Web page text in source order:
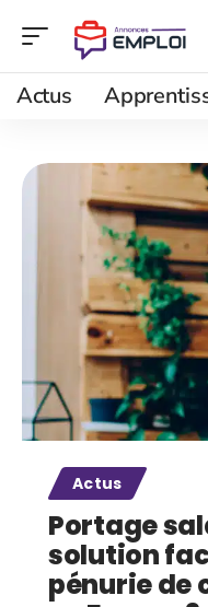
Actus
Actus
Portage
solution
pénurie de